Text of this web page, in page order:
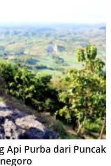
Api Purba dari Puncak